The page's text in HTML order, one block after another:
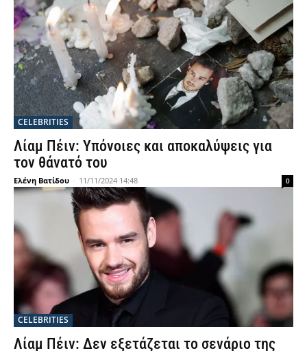
CELEBRITIES
Λίαμ Πέιν: Υπόνοιες και αποκαλύψεις για
τον θάνατό του
Ελένη Βατίδου - 11/11/2024 14:48 0
CELEBRITIES
Λίαμ Πέιν: Δεν εξετάζεται το σενάριο της